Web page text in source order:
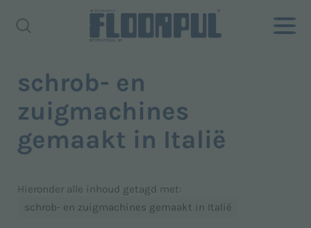
schrob- en
zuigmachines
gemaakt in Italië
Hieronder alle inhoud getagd met:
schrob- en zuigmachines gemaakt in Italië